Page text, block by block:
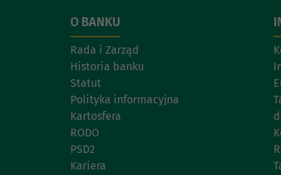
O BANKU
Rada i Zarząd
Historia banku
Statut
Polityka informacyjna
Kartosfera
RODO
PSD2
Kariera